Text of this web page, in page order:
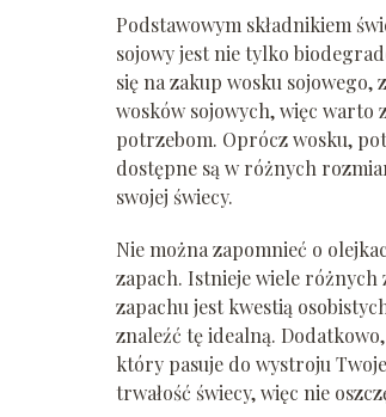
Podstawowym składnikiem
sojowy jest nie tylko
się na zakup wosku
wosków sojowych, więc warto
potrzebom. Oprócz wosku,
dostępne są w różnych
swojej świecy.
Nie można zapomnieć o
zapach. Istnieje wiele różnych
zapachu jest kwestią
znaleźć tę idealną.
który pasuje do wystroju
trwałość świecy, więc nie